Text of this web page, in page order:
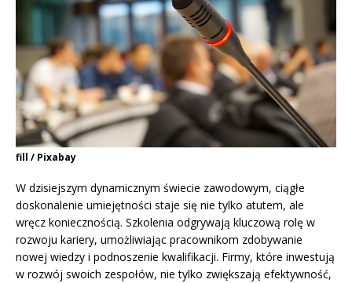
fill / Pixabay
W dzisiejszym dynamicznym świecie zawodowym, ciągłe
doskonalenie umiejętności staje się nie tylko atutem, ale
wręcz koniecznością. Szkolenia odgrywają kluczową rolę w
rozwoju kariery, umożliwiając pracownikom zdobywanie
nowej wiedzy i podnoszenie kwalifikacji. Firmy, które inwestują
w rozwój swoich zespołów, nie tylko zwiększają efektywność,